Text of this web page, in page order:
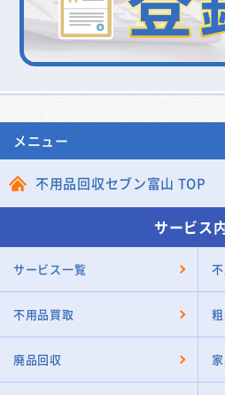
メニュー
不用品回収セブン富山 TOP
サービス
サービス一覧
不用品買取
廃品回収